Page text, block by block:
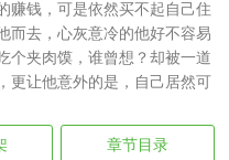
赚钱，可是依然买不起自己住
而去，心灰意冷的他好不容易
个夹肉馍，谁曾想？却被一道
更让他意外的是，自己居然可
章节目录